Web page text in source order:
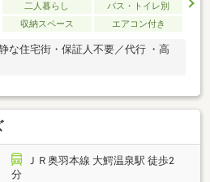
二人暮らし
バス・トイレ別
収納スペース エアコン付き
な住宅街・保証人不要／代行 ・高
ＪＲ奥羽本線 大鰐温泉駅 徒歩2
分